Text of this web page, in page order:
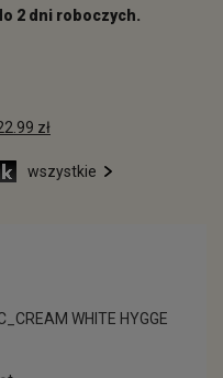
2 dni roboczych.
zł
wszystkie
WHITE HYGGE